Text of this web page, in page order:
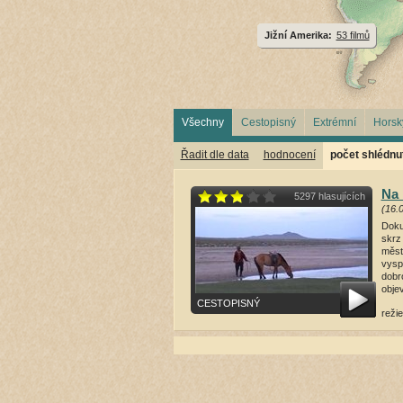
Jižní Amerika: 53 filmů
Všechny Cestopisný Extrémní
Řadit dle data hodnocení počet
5297 hlasujících
CESTOPISNÝ
Na
skrz